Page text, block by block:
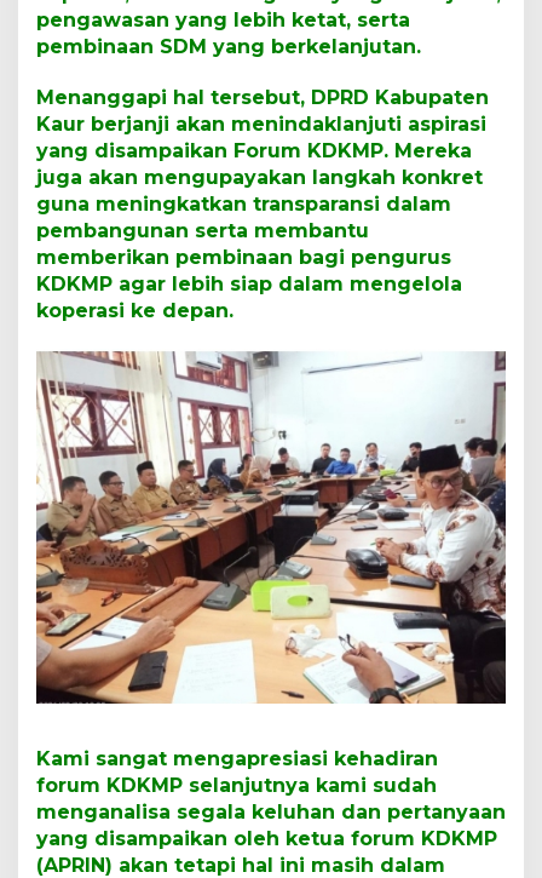
pengawasan yang lebih ketat, serta
pembinaan SDM yang berkelanjutan.
Menanggapi hal tersebut, DPRD Kabupaten
Kaur berjanji akan menindaklanjuti aspirasi
yang disampaikan Forum KDKMP. Mereka
juga akan mengupayakan langkah konkret
guna meningkatkan transparansi dalam
pembangunan serta membantu
memberikan pembinaan bagi pengurus
KDKMP agar lebih siap dalam mengelola
koperasi ke depan.
Kami sangat mengapresiasi kehadiran
forum KDKMP selanjutnya kami sudah
menganalisa segala keluhan dan pertanyaan
yang disampaikan oleh ketua forum KDKMP
(APRIN) akan tetapi hal ini masih dalam